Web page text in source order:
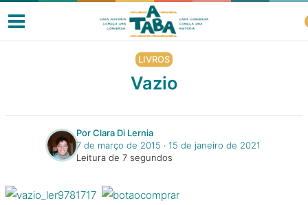
Livros
Resenhas
Clube de Leitores
LIVROS
Vazio
Por Clara Di Lernia
7 de março de 2015 ‧ 15 de janeiro de 2021
Leitura de 7 segundos